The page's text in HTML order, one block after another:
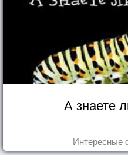
А знаете
Интересные